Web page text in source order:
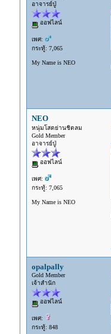
อาจารย์ปู่
ออฟไลน์
เพศ:
กระทู้: 7,065
My Name is NEO
NEO
หนุ่มโสดย่านชิดลม
Gold Member
อาจารย์ปู่
ออฟไลน์
เพศ:
กระทู้: 7,065
My Name is NEO
opalpally
Gold Member
เจ้าสำนัก
ออฟไลน์
เพศ:
กระทู้: 848